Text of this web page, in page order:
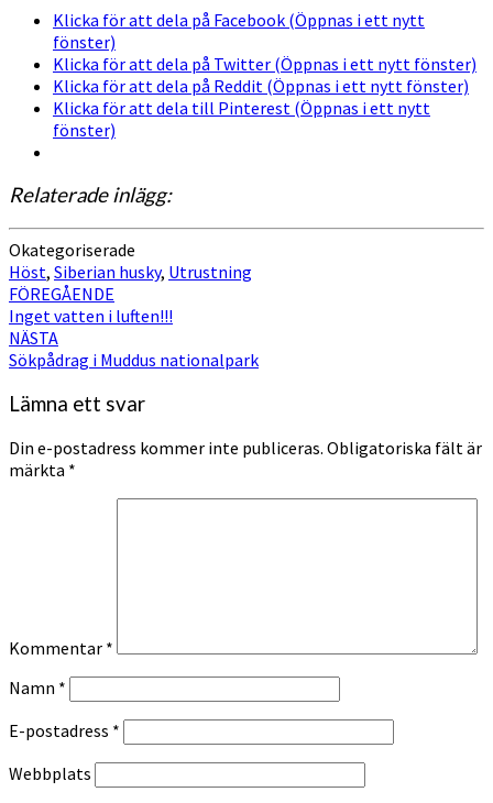
Klicka för att dela på Facebook (Öppnas i ett nytt
fönster)
Klicka för att dela på Twitter (Öppnas i ett nytt fönster)
Klicka för att dela på Reddit (Öppnas i ett nytt fönster)
Klicka för att dela till Pinterest (Öppnas i ett nytt
fönster)
Relaterade inlägg:
Okategoriserade
Höst, Siberian husky, Utrustning
Inläggsnavigering
FÖREGÅENDE
Inget vatten i luften!!!
NÄSTA
Sökpådrag i Muddus nationalpark
Lämna ett svar
Din e-postadress kommer inte publiceras. Obligatoriska fält är
märkta *
Kommentar *
Namn *
E-postadress *
Webbplats